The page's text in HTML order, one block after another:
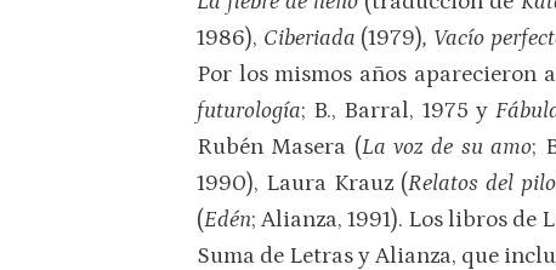
1986), Ciberiada (1979), Vacío
Por los mismos años aparecieron
futurología; B., Barral, 1975 y
Rubén Masera (La voz de su amo;
1990), Laura Krauz (Relatos del
(Edén; Alianza, 1991). Los libros
Suma de Letras y Alianza, que